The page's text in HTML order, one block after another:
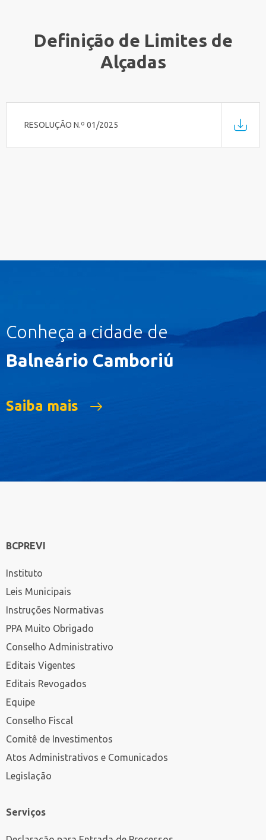
Definição de Limites de
Alçadas
RESOLUÇÃO N.º 01/2025
Conheça a cidade de
Balneário Camboriú
Saiba mais
BCPREVI
Instituto
Leis Municipais
Instruções Normativas
PPA Muito Obrigado
Conselho Administrativo
Editais Vigentes
Editais Revogados
Equipe
Conselho Fiscal
Comitê de Investimentos
Atos Administrativos e Comunicados
Legislação
Serviços